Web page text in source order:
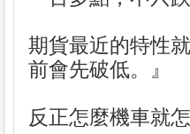
期貨最近的特性
前會先破低。』
反正怎麼機車就怎